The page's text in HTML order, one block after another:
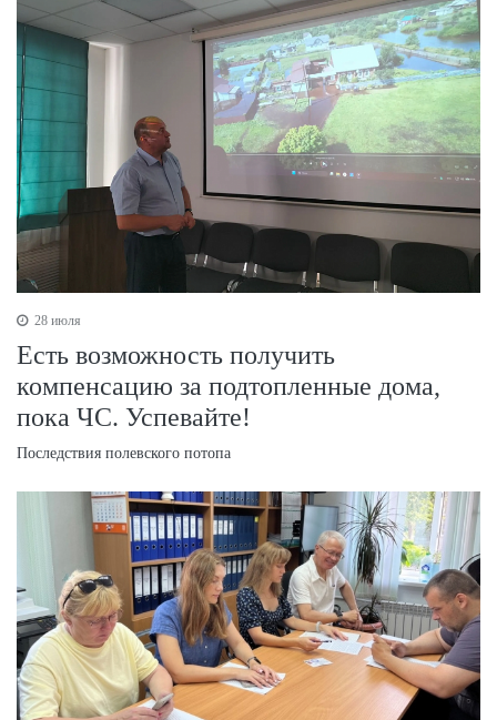
28 июля
Есть возможность получить
компенсацию за подтопленные дома,
пока ЧС. Успевайте!
Последствия полевского потопа